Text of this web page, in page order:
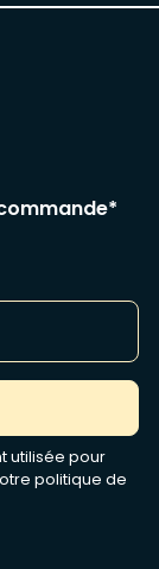
utilisée pour
politique de